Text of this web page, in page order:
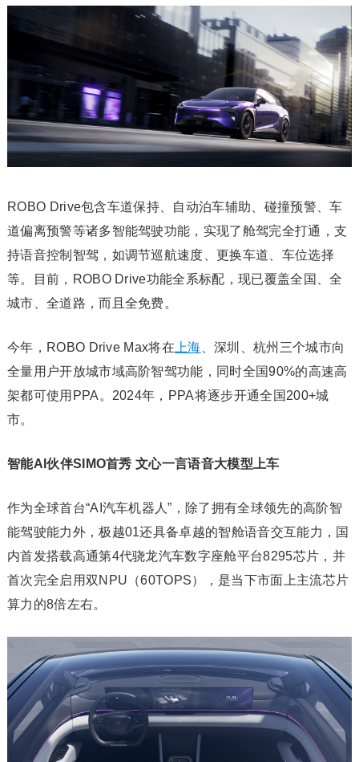
ROBO Drive包含车道保持、自动泊车辅助、碰撞预警、车
道偏离预警等诸多智能驾驶功能，实现了舱驾完全打通，支
持语音控制智驾，如调节巡航速度、更换车道、车位选择
等。目前，ROBO Drive功能全系标配，现已覆盖全国、全
城市、全道路，而且全免费。
今年，ROBO Drive Max将在 上海 、深圳、杭州三个城市向
全量用户开放城市域高阶智驾功能，同时全国90%的高速高
架都可使用PPA。2024年，PPA将逐步开通全国200+城
市。
智能AI伙伴SIMO首秀 文心一言语音大模型上车
作为全球首台“AI汽车机器人”，除了拥有全球领先的高阶智
能驾驶能力外，极越01还具备卓越的智舱语音交互能力，国
内首发搭载高通第4代骁龙汽车数字座舱平台8295芯片，并
首次完全启用双NPU（60TOPS），是当下市面上主流芯片
算力的8倍左右。